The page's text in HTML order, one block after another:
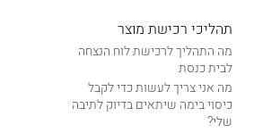
תהליכי רכישת מוצר
מה התהליך לרכישת לוח הנצחה
לבית כנסת
מה אני צריך לעשות כדי לקבל
כיסוי בימה שיתאים בדיוק לתיבה
שלי?